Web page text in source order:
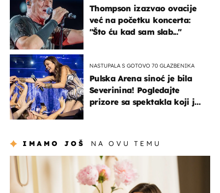
Thompson izazvao ovacije
već na početku koncerta:
"Što ću kad sam slab..."
NASTUPALA S GOTOVO 70 GLAZBENIKA
Pulska Arena sinoć je bila
Severinina! Pogledajte
prizore sa spektakla koji je
IMAMO JOŠ NA OVU TEMU
moda & ljepota